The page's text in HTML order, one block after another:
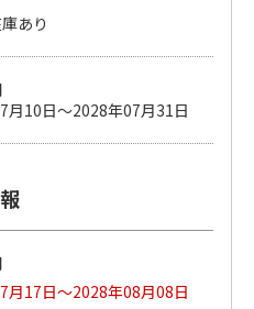
香 虹のか
ルーティフ
ルの香り
・税込)
100円
(送料別・税込)
あり
月10日～2028年07月31日
月17日～2028年08月08日